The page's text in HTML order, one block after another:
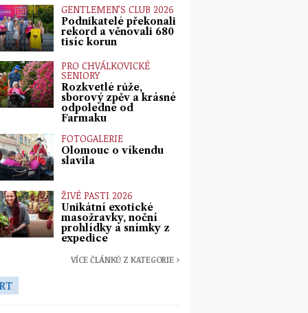
GENTLEMEN’S CLUB 2026
Podnikatelé překonali
rekord a věnovali 680
tisíc korun
PRO CHVÁLKOVICKÉ
SENIORY
Rozkvetlé růže,
sborový zpěv a krásné
odpoledne od
Farmaku
FOTOGALERIE
Olomouc o víkendu
slavila
ŽIVÉ PASTI 2026
Unikátní exotické
masožravky, noční
prohlídky a snímky z
expedice
VÍCE ČLÁNKŮ Z KATEGORIE ›